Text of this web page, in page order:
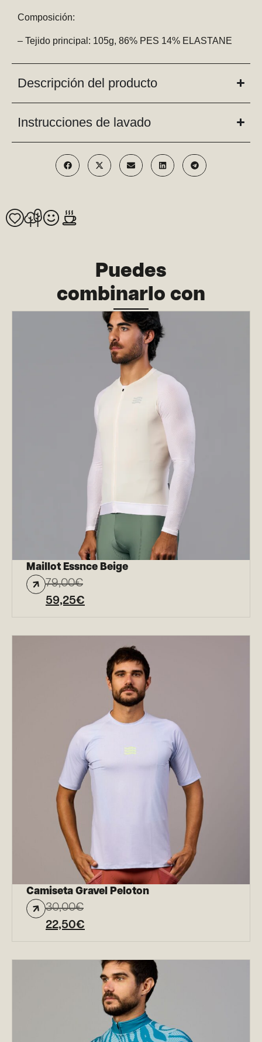
Composición:
– Tejido principal: 105g, 86% PES 14% ELASTANE
Descripción del producto
Instrucciones de lavado
Puedes
combinarlo con
Maillot Essnce Beige
79,00€
59,25€
Camiseta Gravel Peloton
30,00€
22,50€